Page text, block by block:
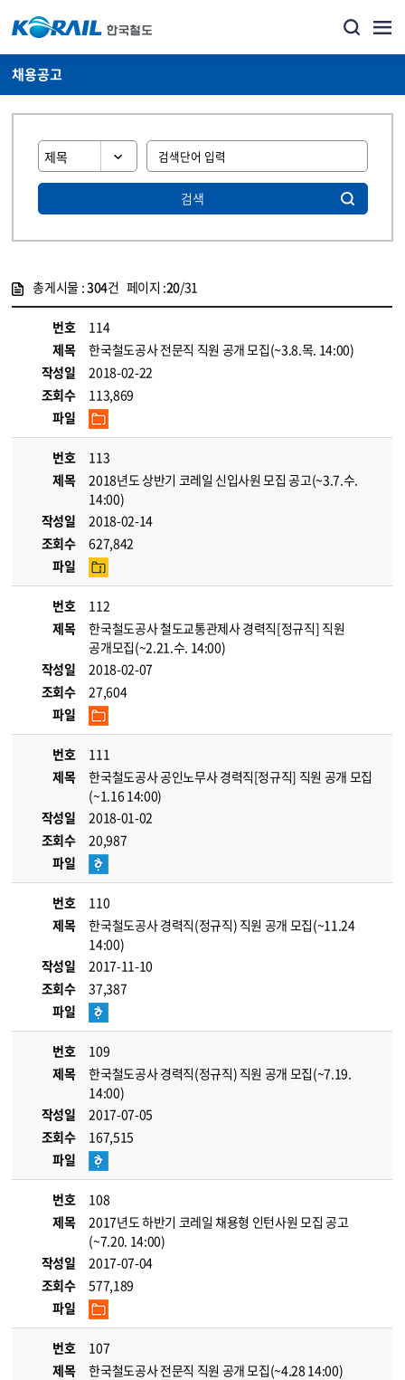
채용공고
검색
총게시물 :304건 페이지 :20/31
번호
114
제목
한국철도공사 전문직 직원 공개 모집(~3.8.목. 14:00)
작성일
2018-02-22
조회수
113,869
파일
번호
113
제목
2018년도 상반기 코레일 신입사원 모집 공고(~3.7.수.
14:00)
작성일
2018-02-14
조회수
627,842
파일
번호
112
제목
한국철도공사 철도교통관제사 경력직[정규직] 직원
공개모집(~2.21.수. 14:00)
작성일
2018-02-07
조회수
27,604
파일
번호
111
제목
한국철도공사 공인노무사 경력직[정규직] 직원 공개 모집
(~1.16 14:00)
작성일
2018-01-02
조회수
20,987
파일
번호
110
제목
한국철도공사 경력직(정규직) 직원 공개 모집(~11.24
14:00)
작성일
2017-11-10
조회수
37,387
파일
번호
109
제목
한국철도공사 경력직(정규직) 직원 공개 모집(~7.19.
14:00)
작성일
2017-07-05
조회수
167,515
파일
번호
108
제목
2017년도 하반기 코레일 채용형 인턴사원 모집 공고
(~7.20. 14:00)
작성일
2017-07-04
조회수
577,189
파일
번호
107
제목
한국철도공사 전문직 직원 공개 모집(~4.28 14:00)